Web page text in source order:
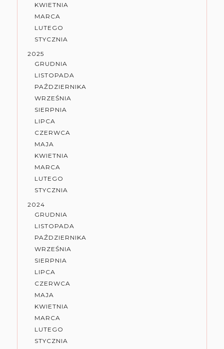
KWIETNIA
MARCA
LUTEGO
STYCZNIA
2025
GRUDNIA
LISTOPADA
PAŹDZIERNIKA
WRZEŚNIA
SIERPNIA
LIPCA
CZERWCA
MAJA
KWIETNIA
MARCA
LUTEGO
STYCZNIA
2024
GRUDNIA
LISTOPADA
PAŹDZIERNIKA
WRZEŚNIA
SIERPNIA
LIPCA
CZERWCA
MAJA
KWIETNIA
MARCA
LUTEGO
STYCZNIA